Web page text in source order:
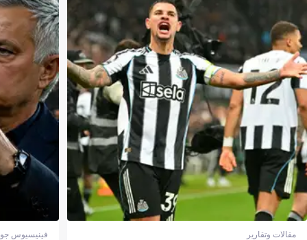
مقالات وتقارير فينيسيوس